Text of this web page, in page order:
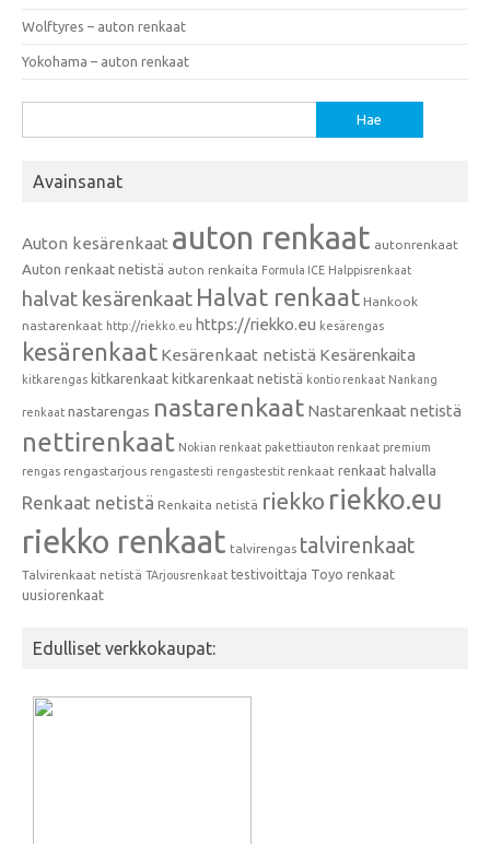
Wolftyres – auton renkaat
Yokohama – auton renkaat
Avainsanat
Auton kesärenkaat auton renkaat autonrenkaat
Auton renkaat netistä auton renkaita Formula ICE Halppisrenkaat
halvat kesärenkaat Halvat renkaat Hankook
nastarenkaat http://riekko.eu https://riekko.eu kesärengas
kesärenkaat Kesärenkaat netistä Kesärenkaita
kitkarengas kitkarenkaat kitkarenkaat netistä kontio renkaat Nankang
renkaat nastarengas nastarenkaat Nastarenkaat netistä
nettirenkaat Nokian renkaat pakettiauton renkaat premium
rengas rengastarjous rengastesti rengastestit renkaat renkaat halvalla
Renkaat netistä Renkaita netistä riekko riekko.eu
riekko renkaat talvirengas talvirenkaat
Talvirenkaat netistä TArjousrenkaat testivoittaja Toyo renkaat
uusiorenkaat
Edulliset verkkokaupat: